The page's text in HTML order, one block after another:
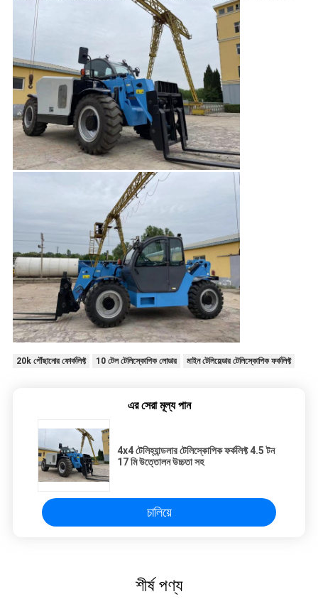
20k পৌঁছানোর ফোর্কলিফ্ট 10 টেল টেলিস্কোপিক লোডার মাইন টেলিহেল্ডার টেলিস্কোপিক ফর্কলিফ্ট
এর সেরা মূল্য পান
4x4 টেলিহ্যান্ডলার টেলিস্কোপিক ফর্কলিফ্ট 4.5 টন
17 মি উত্তোলন উচ্চতা সহ
চালিয়ে
শীর্ষ পণ্য